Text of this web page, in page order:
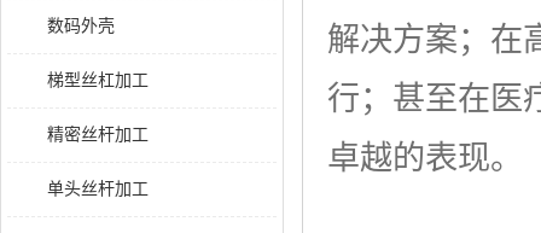
数码外壳
梯型丝杠加工
精密丝杆加工
单头丝杆加工
解决方案；在
行；甚至在医
卓越的表现。